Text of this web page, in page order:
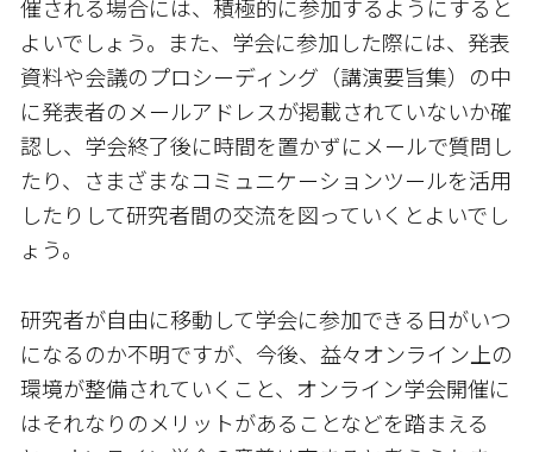
催される場合には、積極的に参加するようにすると
よいでしょう。また、学会に参加した際には、発表
資料や会議のプロシーディング（講演要旨集）の中
に発表者のメールアドレスが掲載されていないか確
認し、学会終了後に時間を置かずにメールで質問し
たり、さまざまなコミュニケーションツールを活用
したりして研究者間の交流を図っていくとよいでし
ょう。
研究者が自由に移動して学会に参加できる日がいつ
になるのか不明ですが、今後、益々オンライン上の
環境が整備されていくこと、オンライン学会開催に
はそれなりのメリットがあることなどを踏まえる